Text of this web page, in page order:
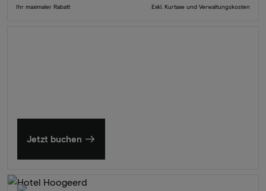
Ihr maximaler Rabatt Exkl. Kurtaxe und Verwaltungskosten
Jetzt buchen